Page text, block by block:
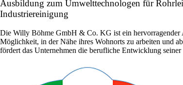
Ausbildung zum Umwelttechnologen für
Industriereinigung
Die Willy Böhme GmbH & Co. KG ist ein hervorragender
Möglichkeit, in der Nähe ihres Wohnorts zu arbeiten und
fördert das Unternehmen die berufliche Entwicklung